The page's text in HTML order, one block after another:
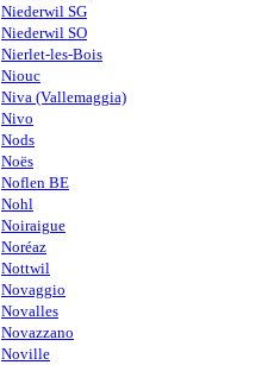
Niederwil SG
Niederwil SO
Nierlet-les-Bois
Niouc
Niva (Vallemaggia)
Nivo
Nods
Noës
Noflen BE
Nohl
Noiraigue
Noréaz
Nottwil
Novaggio
Novalles
Novazzano
Noville